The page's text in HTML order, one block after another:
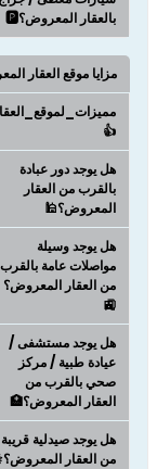
بالعقار المعروض؟🅿️
مزايا موقع العقار
👍
هل يوجد دور عبادة
بالقرب من العقار
المعروض؟🕌
هل يوجد وسيلة
مواصلات عامة بالقرب
من العقار المعروض؟
🚉
هل يوجد مستشفى /
عيادة طبية / مركز
صحي بالقرب من
العقار المعروض؟🏥
هل يوجد صيدلية قريبة
من العقار